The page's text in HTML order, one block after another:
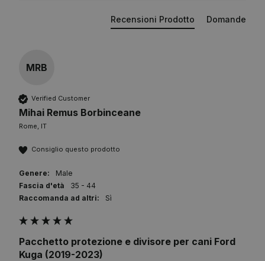
Recensioni Prodotto Domande
MRB
Verified Customer
Mihai Remus Borbinceane
Rome, IT
Consiglio questo prodotto
Genere:
Male
Fascia d'età
35 - 44
Raccomanda ad altri:
Sì
Pacchetto protezione e divisore per cani Ford
Kuga (2019-2023)